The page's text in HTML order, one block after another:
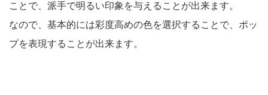
ことで、派手で明るい印象を与えることが出来ます。
なので、基本的には彩度高めの色を選択することで、ポッ
プを表現することが出来ます。